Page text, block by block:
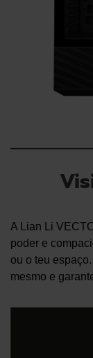
A Lian Li
poder e
ou o teu
mesmo e